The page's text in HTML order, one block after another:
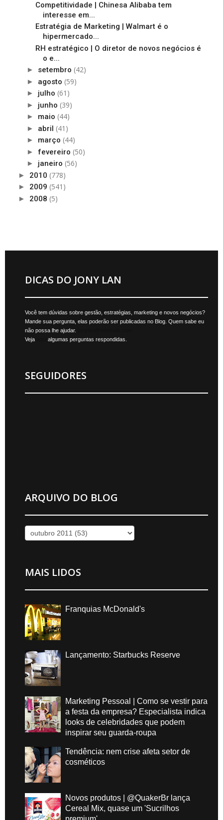
Competitividade | Chinesa Alibaba tem
interesse em...
Estratégia de Marketing | Walmart é o
hipermercado...
RH estratégico | O diretor de novos negócios é
o e...
► setembro (42)
► agosto (59)
► julho (61)
► junho (39)
► maio (44)
► abril (41)
► março (44)
► fevereiro (50)
► janeiro (56)
► 2010 (778)
► 2009 (541)
► 2008 (5)
DICAS DO JONY LAN
Você tem dúvidas sobre gestão, estratégias, marketing e novos negócios?
Mande sua pergunta, elas poderão ser publicadas no Blog. Quem sabe eu
não possa lhe ajudar.
Veja
algumas perguntas respondidas.
SEGUIDORES
ARQUIVO DO BLOG
MAIS LIDOS
Franquias McDonald's
Lançamento: Starbucks Reserve
Marketing Pessoal | Como se vestir para
a festa da empresa? Especialista indica
looks de celebridades que podem
inspirar seu guarda-roupa
Tendência: nem crise afeta setor de
cosméticos
Novos produtos | @QuakerBr lança
Cereal Mix, quase um 'Sucrilhos